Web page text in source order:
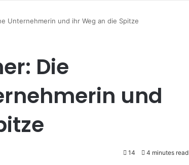
Unternehmerin und ihr Weg an die Spitze
Die
und
14 4 minutes read